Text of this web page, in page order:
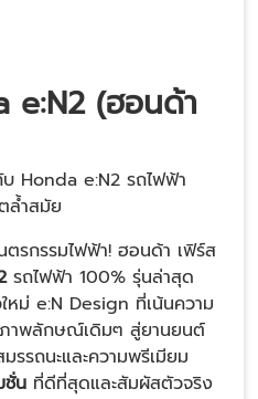
e:N2 (ฮอนด้า
Honda e:N2 รถไฟฟ้า
ล้ำสมัย
รกรรมไฟฟ้า! ฮอนด้า เฟิร์ส
รถไฟฟ้า 100% รุ่นล่าสุด
หม่ e:N Design ที่เน้นความ
าพลักษณ์เดิมๆ สู่ยานยนต์
รถนะและความพรีเมียม
ชั่น ที่ดีที่สุดและสัมผัสตัวจริง